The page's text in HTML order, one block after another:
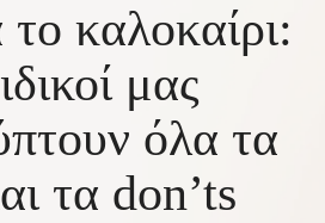
καλοκαίρι:
μας
όλα τα
τα don’ts